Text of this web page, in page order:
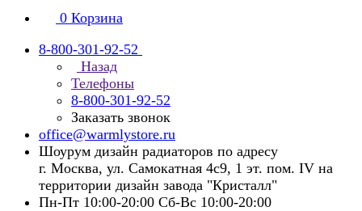
0 Корзина
8-800-301-92-52
Назад
Телефоны
8-800-301-92-52
Заказать звонок
office@warmlystore.ru
Шоурум дизайн радиаторов по адресу
г. Москва, ул. Самокатная 4с9, 1 эт. пом. IV на
территории дизайн завода "Кристалл"
Пн-Пт 10:00-20:00 Сб-Вс 10:00-20:00